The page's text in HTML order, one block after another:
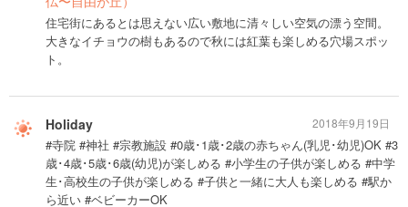
住宅街にあるとは思えない広い敷地に清々しい空気の漂う空間。
大きなイチョウの樹もあるので秋には紅葉も楽しめる穴場スポッ
ト。
Holiday
#寺院 #神社 #宗教施設 #0歳･1歳･2歳の赤ちゃん(乳児･幼児)OK #3
歳･4歳･5歳･6歳(幼児)が楽しめる #小学生の子供が楽しめる #中学
生･高校生の子供が楽しめる #子供と一緒に大人も楽しめる #駅か
ら近い #ベビーカーOK
2018年9月19日